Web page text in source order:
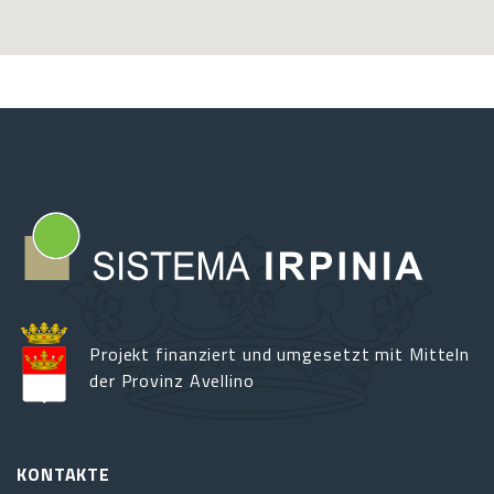
Projekt finanziert und umgesetzt mit Mitteln
der Provinz Avellino
KONTAKTE